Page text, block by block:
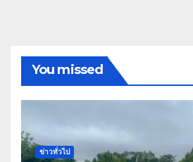
You missed
ข่าวทั่วไป